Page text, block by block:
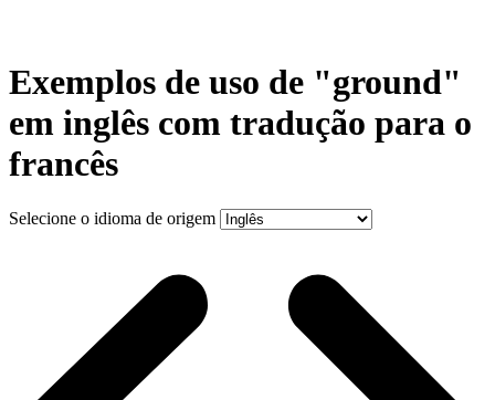
Exemplos de uso de "ground"
em inglês com tradução para o
francês
Selecione o idioma de origem